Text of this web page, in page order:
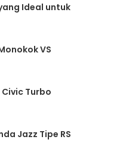
Ideal untuk
VS
Turbo
Jazz Tipe RS